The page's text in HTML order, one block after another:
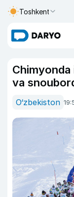
Toshkent
Chimyonda
va
O‘zbekiston